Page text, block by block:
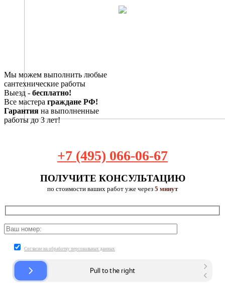
Мы можем выполнить любые
сантехнические работы
Выезд - бесплатно!
Все мастера граждане РФ!
Гарантия на выполненные
работы до 3 лет!
+7 (495) 066-06-67
ПОЛУЧИТЕ КОНСУЛЬТАЦИЮ
по стоимости ваших работ уже через 5 минут
Согласие на обработку персональных данных